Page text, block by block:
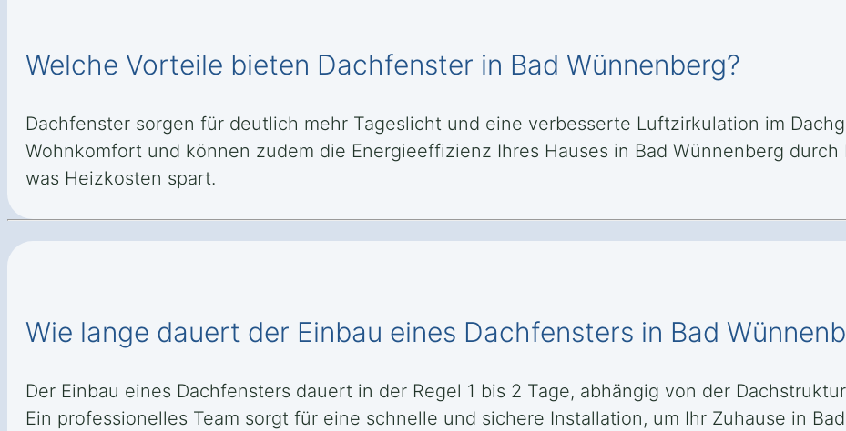
Welche Vorteile bieten Dachfenster in Bad Wünnenberg?
Dachfenster sorgen für deutlich mehr Tageslicht und eine verbesserte Luftzirkulation im
Wohnkomfort und können zudem die Energieeffizienz Ihres Hauses in Bad Wünnenberg durch
was Heizkosten spart.
Wie lange dauert der Einbau eines Dachfensters in Bad
Der Einbau eines Dachfensters dauert in der Regel 1 bis 2 Tage, abhängig von der
Ein professionelles Team sorgt für eine schnelle und sichere Installation, um Ihr Zuhause in